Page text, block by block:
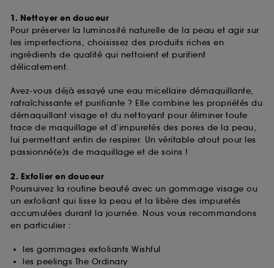
1. Nettoyer en douceur
Pour préserver la luminosité naturelle de la peau et agir sur
les imperfections, choisissez des produits riches en
ingrédients de qualité qui nettoient et purifient
délicatement.
Avez-vous déjà essayé une eau micellaire démaquillante,
rafraîchissante et purifiante ? Elle combine les propriétés du
démaquillant visage et du nettoyant pour éliminer toute
trace de maquillage et d’impuretés des pores de la peau,
lui permettant enfin de respirer. Un véritable atout pour les
passionné(e)s de maquillage et de soins !
2. Exfolier en douceur
Poursuivez la routine beauté avec un gommage visage ou
un exfoliant qui lisse la peau et la libère des impuretés
accumulées durant la journée. Nous vous recommandons
en particulier :
les gommages exfoliants Wishful
les peelings The Ordinary